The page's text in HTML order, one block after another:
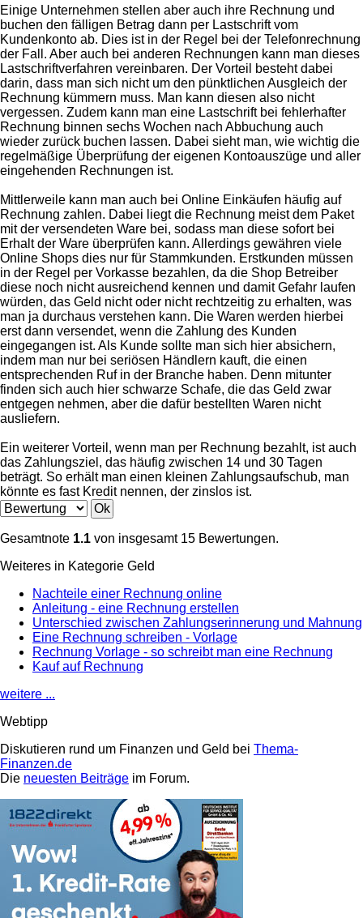
Einige Unternehmen stellen aber auch ihre Rechnung und
buchen den fälligen Betrag dann per Lastschrift vom
Kundenkonto ab. Dies ist in der Regel bei der Telefonrechnung
der Fall. Aber auch bei anderen Rechnungen kann man dieses
Lastschriftverfahren vereinbaren. Der Vorteil besteht dabei
darin, dass man sich nicht um den pünktlichen Ausgleich der
Rechnung kümmern muss. Man kann diesen also nicht
vergessen. Zudem kann man eine Lastschrift bei fehlerhafter
Rechnung binnen sechs Wochen nach Abbuchung auch
wieder zurück buchen lassen. Dabei sieht man, wie wichtig die
regelmäßige Überprüfung der eigenen Kontoauszüge und aller
eingehenden Rechnungen ist.
Mittlerweile kann man auch bei Online Einkäufen häufig auf
Rechnung zahlen. Dabei liegt die Rechnung meist dem Paket
mit der versendeten Ware bei, sodass man diese sofort bei
Erhalt der Ware überprüfen kann. Allerdings gewähren viele
Online Shops dies nur für Stammkunden. Erstkunden müssen
in der Regel per Vorkasse bezahlen, da die Shop Betreiber
diese noch nicht ausreichend kennen und damit Gefahr laufen
würden, das Geld nicht oder nicht rechtzeitig zu erhalten, was
man ja durchaus verstehen kann. Die Waren werden hierbei
erst dann versendet, wenn die Zahlung des Kunden
eingegangen ist. Als Kunde sollte man sich hier absichern,
indem man nur bei seriösen Händlern kauft, die einen
entsprechenden Ruf in der Branche haben. Denn mitunter
finden sich auch hier schwarze Schafe, die das Geld zwar
entgegen nehmen, aber die dafür bestellten Waren nicht
ausliefern.
Ein weiterer Vorteil, wenn man per Rechnung bezahlt, ist auch
das Zahlungsziel, das häufig zwischen 14 und 30 Tagen
beträgt. So erhält man einen kleinen Zahlungsaufschub, man
könnte es fast Kredit nennen, der zinslos ist.
Gesamtnote 1.1 von insgesamt 15 Bewertungen.
Weiteres in Kategorie Geld
Nachteile einer Rechnung online
Anleitung - eine Rechnung erstellen
Unterschied zwischen Zahlungserinnerung und Mahnung
Eine Rechnung schreiben - Vorlage
Rechnung Vorlage - so schreibt man eine Rechnung
Kauf auf Rechnung
weitere ...
Webtipp
Diskutieren rund um Finanzen und Geld bei Thema-
Finanzen.de
Die neuesten Beiträge im Forum.